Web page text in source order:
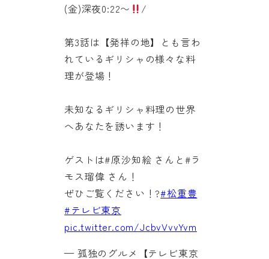
(金)深夜0:22〜
/
第3話は【発祥の地】とも言わ
れているギリシャの様々な料
理が登場！
未知なるギリシャ料理の世界
へあなたを誘います！
ゲストは#原沙知絵 さんと#ラ
モス瑠偉 さん！
ぜひご覧ください！?#松重豊
#テレビ東京
pic.twitter.com/JcbvVvvYvm
— 孤独のグルメ【テレビ東京